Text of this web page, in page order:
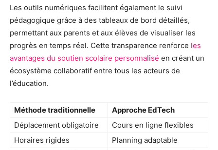
Les outils numériques facilitent également le suivi
pédagogique grâce à des tableaux de bord détaillés,
permettant aux parents et aux élèves de visualiser les
progrès en temps réel. Cette transparence renforce les
avantages du soutien scolaire personnalisé en créant un
écosystème collaboratif entre tous les acteurs de
l’éducation.
Méthode traditionnelle
Approche EdTech
Déplacement obligatoire
Cours en ligne flexibles
Horaires rigides
Planning adaptable